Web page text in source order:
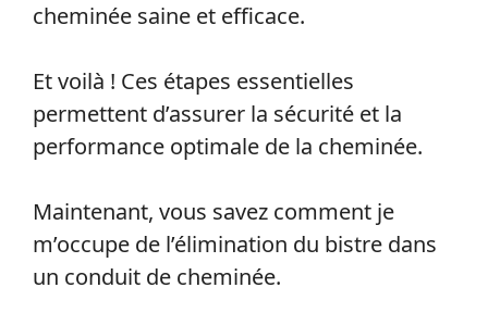
cheminée saine et efficace.
Et voilà ! Ces étapes essentielles
permettent d’assurer la sécurité et la
performance optimale de la cheminée.
Maintenant, vous savez comment je
m’occupe de l’élimination du bistre dans
un conduit de cheminée.